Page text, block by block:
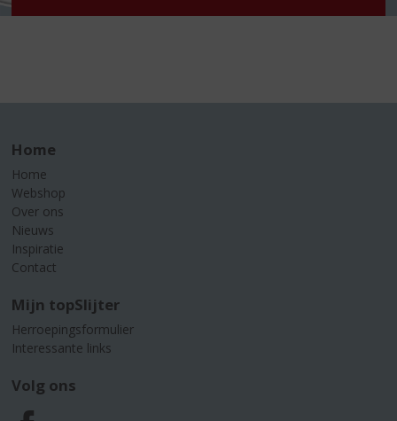
Home
Home
Webshop
Over ons
Nieuws
Inspiratie
Contact
Mijn topSlijter
Herroepingsformulier
Interessante links
Volg ons